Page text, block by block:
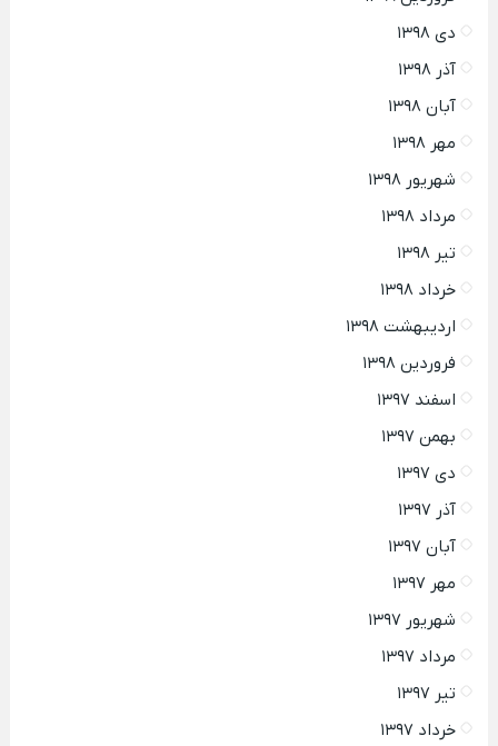
دی ۱۳۹۸
آذر ۱۳۹۸
آبان ۱۳۹۸
مهر ۱۳۹۸
شهریور ۱۳۹۸
مرداد ۱۳۹۸
تیر ۱۳۹۸
خرداد ۱۳۹۸
اردیبهشت ۱۳۹۸
فروردین ۱۳۹۸
اسفند ۱۳۹۷
بهمن ۱۳۹۷
دی ۱۳۹۷
آذر ۱۳۹۷
آبان ۱۳۹۷
مهر ۱۳۹۷
شهریور ۱۳۹۷
مرداد ۱۳۹۷
تیر ۱۳۹۷
خرداد ۱۳۹۷